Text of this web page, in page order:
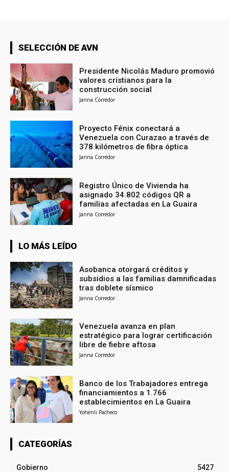
SELECCIÓN DE AVN
Presidente Nicolás Maduro promovió
valores cristianos para la
construcción social
Janna Corredor
Proyecto Fénix conectará a
Venezuela con Curazao a través de
378 kilómetros de fibra óptica
Janna Corredor
Registro Único de Vivienda ha
asignado 34.802 códigos QR a
familias afectadas en La Guaira
Janna Corredor
LO MÁS LEÍDO
Asobanca otorgará créditos y
subsidios a las familias damnificadas
tras doblete sísmico
Janna Corredor
Venezuela avanza en plan
estratégico para lograr certificación
libre de fiebre aftosa
Janna Corredor
Banco de los Trabajadores entrega
financiamientos a 1.766
establecimientos en La Guaira
Yohenli Pacheco
CATEGORÍAS
Gobierno
5427